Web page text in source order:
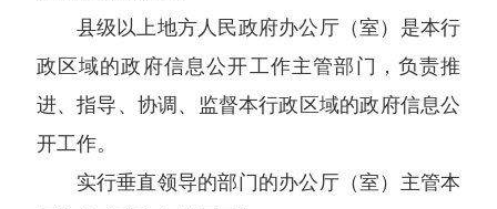
县级以上地方人民政府办公厅（室）是本行
政区域的政府信息公开工作主管部门，负责推
进、指导、协调、监督本行政区域的政府信息公
开工作。
实行垂直领导的部门的办公厅（室）主管本